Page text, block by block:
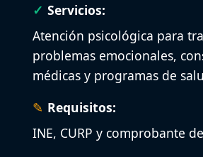
Servicios:
Atención psicológica para
problemas emocionales,
médicas y programas de
Requisitos:
INE, CURP y comprobante